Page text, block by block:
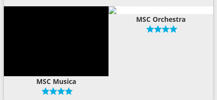
MSC Musica
MSC Orchestra